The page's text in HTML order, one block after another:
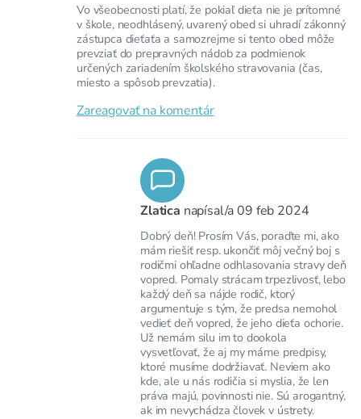
Vo všeobecnosti platí, že pokiaľ dieťa nie je prítomné
v škole, neodhlásený, uvarený obed si uhradí zákonný
zástupca dieťaťa a samozrejme si tento obed môže
prevziať do prepravných nádob za podmienok
určených zariadením školského stravovania (čas,
miesto a spôsob prevzatia).
Zareagovať na komentár
Zlatica napísal/a09 feb 2024
Dobrý deň! Prosím Vás, poraďte mi, ako
mám riešiť resp. ukončiť môj večný boj s
rodičmi ohľadne odhlasovania stravy deň
vopred. Pomaly strácam trpezlivosť, lebo
každý deň sa nájde rodič, ktorý
argumentuje s tým, že predsa nemohol
vedieť deň vopred, že jeho dieťa ochorie.
Už nemám silu im to dookola
vysvetľovať, že aj my máme predpisy,
ktoré musíme dodržiavať. Neviem ako
kde, ale u nás rodičia si myslia, že len
práva majú, povinnosti nie. Sú arogantný,
ak im nevychádza človek v ústrety.